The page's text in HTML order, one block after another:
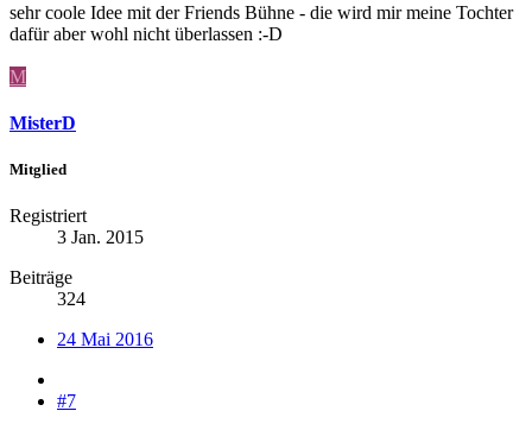
sehr coole Idee mit der Friends Bühne - die wird mir meine Tochter
dafür aber wohl nicht überlassen :-D
M
MisterD
Mitglied
Registriert
3 Jan. 2015
Beiträge
324
24 Mai 2016
#7